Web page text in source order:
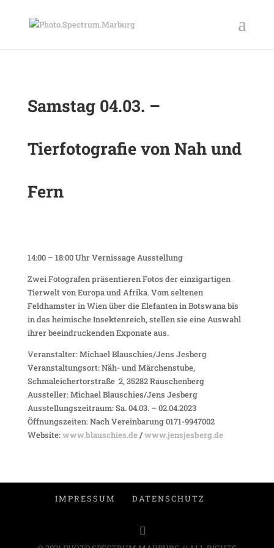
Samstag 04.03. –
Tierfotografie von Nah und
Fern
14:00 – 18:00 Uhr Vernissage Ausstellung
Zwei Fotografen präsentieren Fotos der einzigartigen
Tierwelt von Europa und Afrika. Vom seltenen
Feldhamster in Wien über die Elefanten in Botswana bis
in das heimische Insektenreich, stellen sie eine Auswahl
ihrer beeindruckenden Exponate aus.
Veranstalter: Michael Blauschies/Jens Jesberg
Veranstaltungsort: Näh- und Märchenstube,
Schmaleichertorstraße 2, 35282 Rauschenberg
Aussteller: Michael Blauschies/Jens Jesberg
Ausstellungszeitraum: Sa. 04.03. – 02.04.2023
Öffnungszeiten: Nach Vereinbarung 0171-9947002
Website:www.blauschies.de/www.jensjesberg.de
IMPRESSUM DATENSCHUTZ